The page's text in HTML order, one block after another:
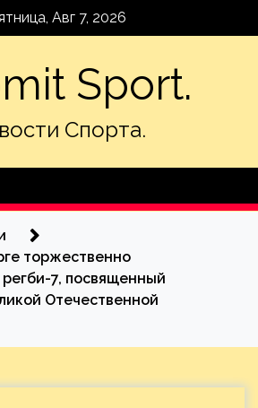
Авг 7, 2026
Sport.
Спорта.
торжественно
7, посвященный
Отечественной